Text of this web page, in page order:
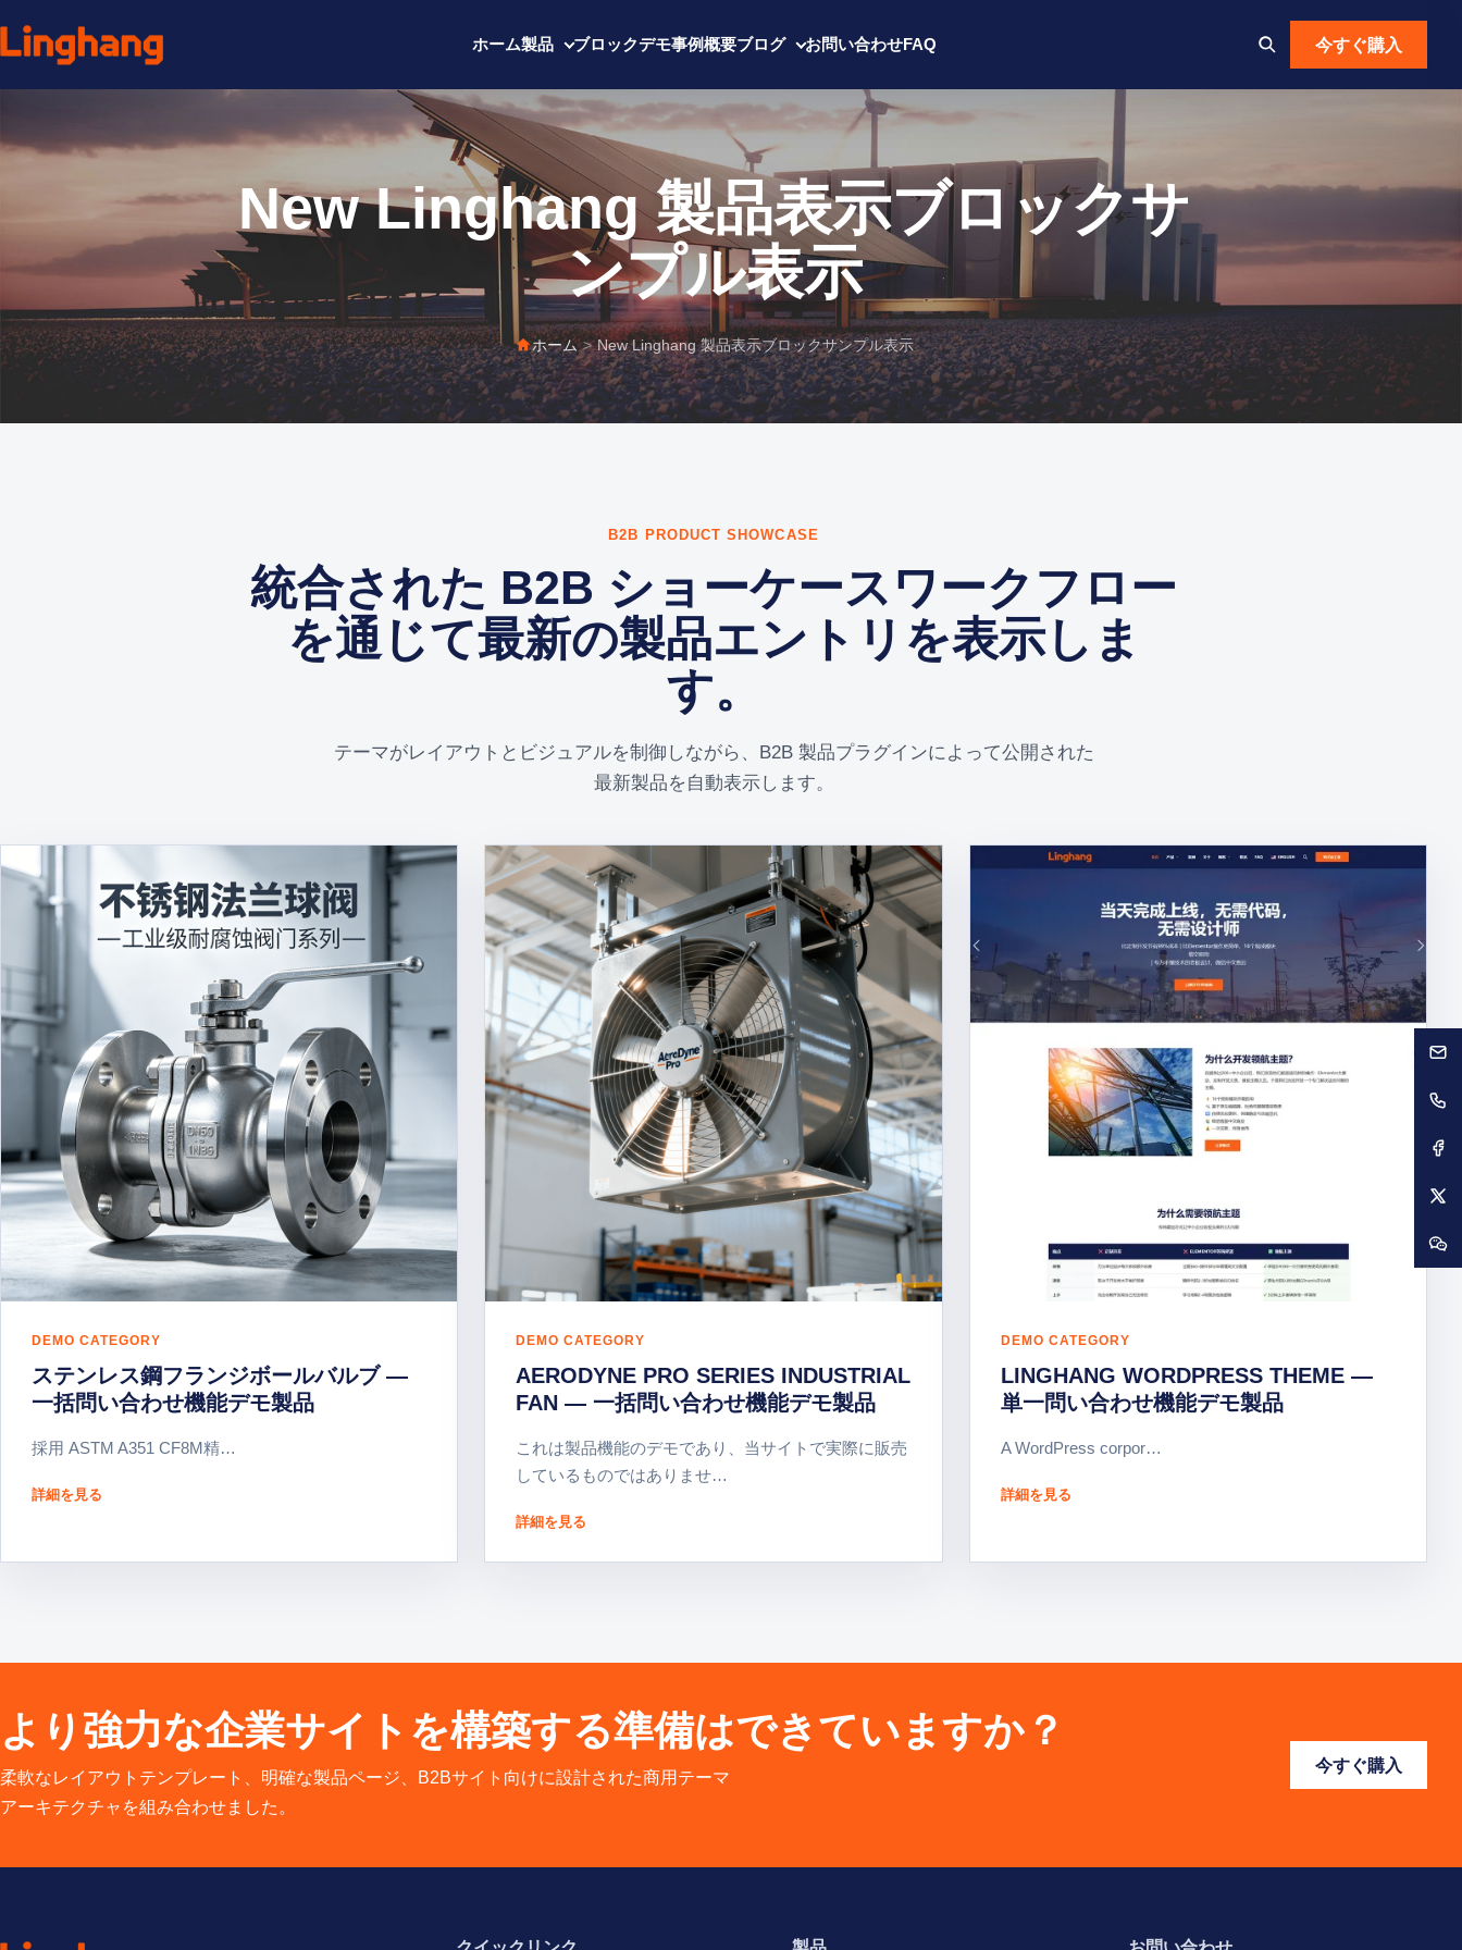
ホーム製品 ブロックデモ事例概要ブログ お問い合わせFAQ 今すぐ購入
New Linghang 製品表示ブロックサ
ンプル表示
ホーム > New Linghang 製品表示ブロックサンプル表示
B2B PRODUCT SHOWCASE
統合された B2B ショーケースワークフロー
を通じて最新の製品エントリを表示しま
す。
テーマがレイアウトとビジュアルを制御しながら、B2B 製品プラグインによって公開された
最新製品を自動表示します。
DEMO CATEGORY
ステンレス鋼フランジボールバルブ —
一括問い合わせ機能デモ製品
採用 ASTM A351 CF8M精…
詳細を見る
DEMO CATEGORY
AERODYNE PRO SERIES INDUSTRIAL
FAN — 一括問い合わせ機能デモ製品
これは製品機能のデモであり、当サイトで実際に販売
しているものではありませ…
詳細を見る
DEMO CATEGORY
LINGHANG WORDPRESS THEME —
単一問い合わせ機能デモ製品
A WordPress corpor…
詳細を見る
より強力な企業サイトを構築する準備はできていますか？
柔軟なレイアウトテンプレート、明確な製品ページ、B2Bサイト向けに設計された商用テーマ
アーキテクチャを組み合わせました。
今すぐ購入